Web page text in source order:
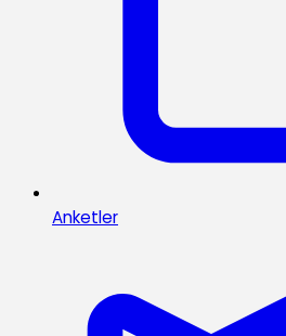
Anketler